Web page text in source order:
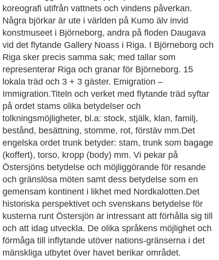
koreografi utifrån vattnets och vindens påverkan.
Några björkar är ute i världen på Kumo älv invid
konstmuseet i Björneborg, andra på floden Daugava
vid det flytande Gallery Noass i Riga. I Björneborg och
Riga sker precis samma sak; med tallar som
representerar Riga och granar för Björneborg. 15
lokala träd och 3 + 3 gäster. Emigration –
Immigration.Titeln och verket med flytande träd syftar
på ordet stams olika betydelser och
tolkningsmöjligheter, bl.a: stock, stjälk, klan, familj,
bestånd, besättning, stomme, rot, förstäv mm.Det
engelska ordet trunk betyder: stam, trunk som bagage
(koffert), torso, kropp (body) mm. Vi pekar på
Östersjöns betydelse och möjliggörande för resande
och gränslösa möten samt dess betydelse som en
gemensam kontinent i likhet med Nordkalotten.Det
historiska perspektivet och svenskans betydelse för
kusterna runt Östersjön är intressant att förhålla sig till
och att idag utveckla. De olika språkens möjlighet och
förmåga till inflytande utöver nations-gränserna i det
mänskliga utbytet över havet berikar området.